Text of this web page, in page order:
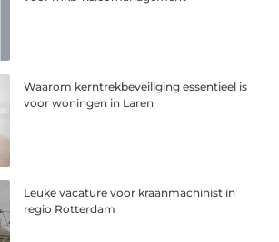
Waarom kerntrekbeveiliging essentieel is
voor woningen in Laren
Leuke vacature voor kraanmachinist in
regio Rotterdam